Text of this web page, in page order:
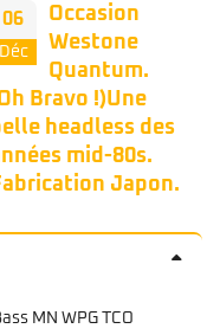
02
Déc
Nous vous
proposons
une belle
occasion Musicman
Bongo 4h dans une
couleur bleu peu
commune. 🦅
MN WPG TCO